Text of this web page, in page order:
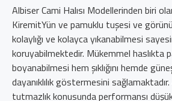
Albiser Cami Halısı Modellerinden biri
KiremitYün ve pamuklu tuşesi ve
kolaylığı ve kolayca yıkanabilmesi
koruyabilmektedir. Mükemmel haslıkta
boyanabilmesi hem şıklığını hemde
dayanıklılık göstermesini sağlamaktadır.
tutmazlık konusunda performansı